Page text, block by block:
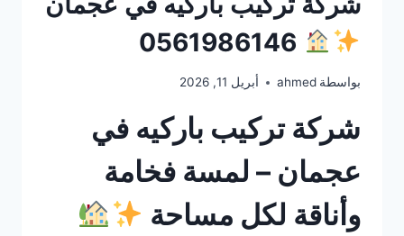
بواسطة ahmed أبريل 11, 2026
شركة تركيب باركيه في
عجمان – لمسة فخامة
وأناقة لكل مساحة